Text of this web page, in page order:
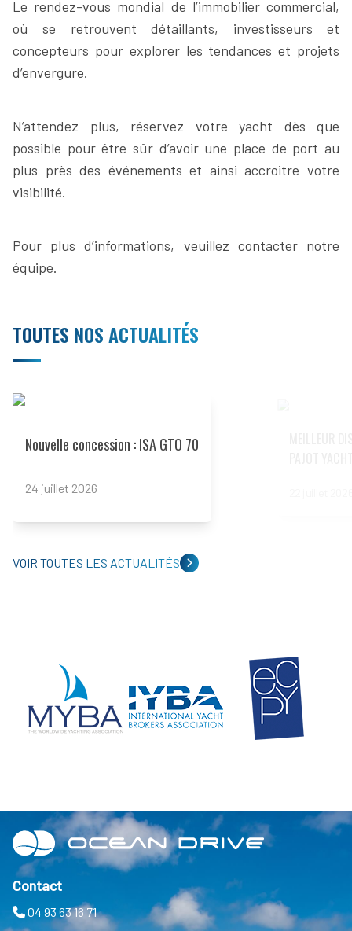
Le rendez-vous mondial de l’immobilier commercial,
où se retrouvent détaillants, investisseurs et
concepteurs pour explorer les tendances et projets
d’envergure.
N’attendez plus, réservez votre yacht dès que
possible pour être sûr d’avoir une place de port au
plus près des événements et ainsi accroitre votre
visibilité.
Pour plus d’informations, veuillez contacter notre
équipe.
TOUTES NOS ACTUALITÉS
Nouvelle concession : ISA GTO 70
24 juillet 2026
Read more
VOIR TOUTES LES ACTUALITÉS
Contact
04 93 63 16 71